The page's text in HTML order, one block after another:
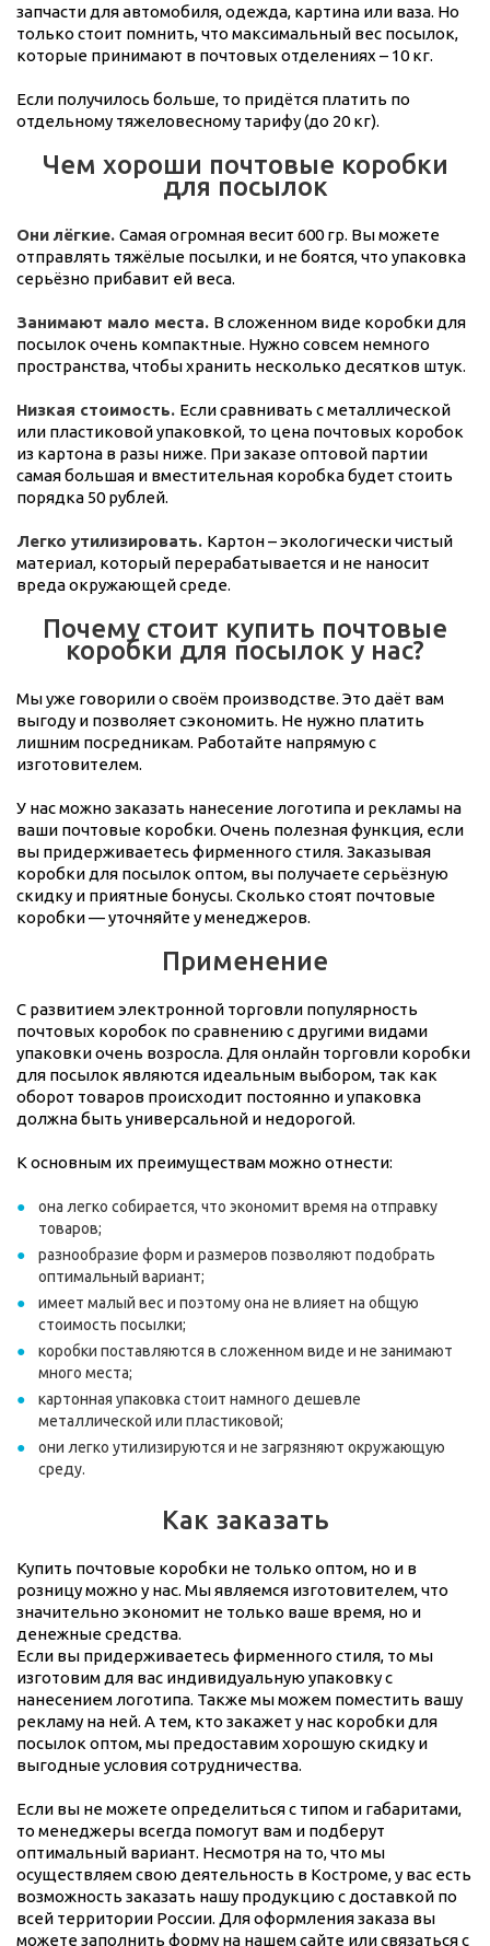
запчасти для автомобиля, одежда, картина или ваза. Но
только стоит помнить, что максимальный вес посылок,
которые принимают в почтовых отделениях – 10 кг.
Если получилось больше, то придётся платить по
отдельному тяжеловесному тарифу (до 20 кг).
Чем хороши почтовые коробки
для посылок
Они лёгкие. Самая огромная весит 600 гр. Вы можете
отправлять тяжёлые посылки, и не боятся, что упаковка
серьёзно прибавит ей веса.
Занимают мало места. В сложенном виде коробки для
посылок очень компактные. Нужно совсем немного
пространства, чтобы хранить несколько десятков штук.
Низкая стоимость. Если сравнивать с металлической
или пластиковой упаковкой, то цена почтовых коробок
из картона в разы ниже. При заказе оптовой партии
самая большая и вместительная коробка будет стоить
порядка 50 рублей.
Легко утилизировать. Картон – экологически чистый
материал, который перерабатывается и не наносит
вреда окружающей среде.
Почему стоит купить почтовые
коробки для посылок у нас?
Мы уже говорили о своём производстве. Это даёт вам
выгоду и позволяет сэкономить. Не нужно платить
лишним посредникам. Работайте напрямую с
изготовителем.
У нас можно заказать нанесение логотипа и рекламы на
ваши почтовые коробки. Очень полезная функция, если
вы придерживаетесь фирменного стиля. Заказывая
коробки для посылок оптом, вы получаете серьёзную
скидку и приятные бонусы. Сколько стоят почтовые
коробки — уточняйте у менеджеров.
Применение
С развитием электронной торговли популярность
почтовых коробок по сравнению с другими видами
упаковки очень возросла. Для онлайн торговли коробки
для посылок являются идеальным выбором, так как
оборот товаров происходит постоянно и упаковка
должна быть универсальной и недорогой.
К основным их преимуществам можно отнести:
она легко собирается, что экономит время на отправку
товаров;
разнообразие форм и размеров позволяют подобрать
оптимальный вариант;
имеет малый вес и поэтому она не влияет на общую
стоимость посылки;
коробки поставляются в сложенном виде и не занимают
много места;
картонная упаковка стоит намного дешевле
металлической или пластиковой;
они легко утилизируются и не загрязняют окружающую
среду.
Как заказать
Купить почтовые коробки не только оптом, но и в
розницу можно у нас. Мы являемся изготовителем, что
значительно экономит не только ваше время, но и
денежные средства.
Если вы придерживаетесь фирменного стиля, то мы
изготовим для вас индивидуальную упаковку с
нанесением логотипа. Также мы можем поместить вашу
рекламу на ней. А тем, кто закажет у нас коробки для
посылок оптом, мы предоставим хорошую скидку и
выгодные условия сотрудничества.
Если вы не можете определиться с типом и габаритами,
то менеджеры всегда помогут вам и подберут
оптимальный вариант. Несмотря на то, что мы
осуществляем свою деятельность в Костроме, у вас есть
возможность заказать нашу продукцию с доставкой по
всей территории России. Для оформления заказа вы
можете заполнить форму на нашем сайте или связаться с